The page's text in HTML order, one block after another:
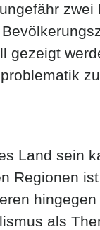
zwei
gezeigt
Land sein
Regionen
als